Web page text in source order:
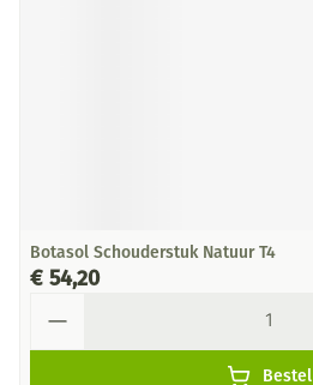
Botasol Schouderstuk Natuur T4
€ 54,20
Bestel